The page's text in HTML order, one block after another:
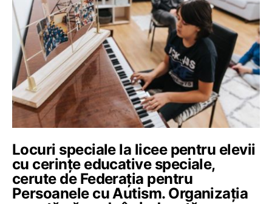
Locuri speciale la licee pentru elevii
cu cerințe educative speciale,
cerute de Federația pentru
Persoanele cu Autism. Organizația